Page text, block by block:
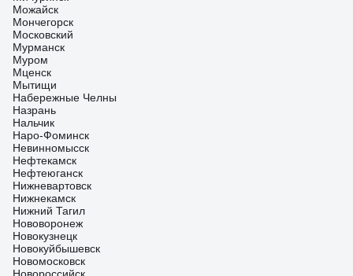
Можайск
Мончегорск
Московский
Мурманск
Муром
Мценск
Мытищи
Набережные Челны
Назрань
Нальчик
Наро-Фоминск
Невинномысск
Нефтекамск
Нефтеюганск
Нижневартовск
Нижнекамск
Нижний Тагил
Нововоронеж
Новокузнецк
Новокуйбышевск
Новомосковск